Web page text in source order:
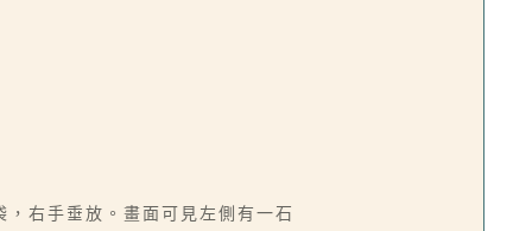
右手垂放。畫面可見左側有一石